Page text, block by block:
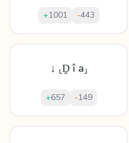
+1001 -443
↓ ⸤Ḓ î a⸥
+657 -149